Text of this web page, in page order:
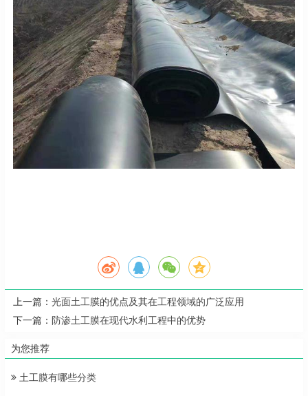
上一篇： 光面土工膜的优点及其在工程领域的广泛应用
下一篇： 防渗土工膜在现代水利工程中的优势
为您推荐
土工膜有哪些分类